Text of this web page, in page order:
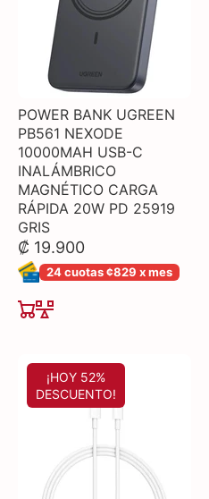
POWER BANK UGREEN
PB561 NEXODE
10000MAH USB-C
INALÁMBRICO
MAGNÉTICO CARGA
RÁPIDA 20W PD 25919
GRIS
₡ 19.900
24 cuotas ¢829 x mes
¡HOY 52%
DESCUENTO!